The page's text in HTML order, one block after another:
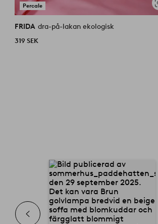
Percale
FRIDA dra-på-lakan ekologisk
319 SEK